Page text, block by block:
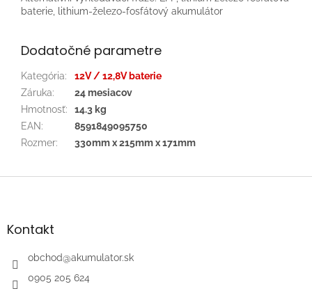
baterie, lithium-železo-fosfátový akumulátor
Dodatočné parametre
Kategória:
12V / 12,8V baterie
Záruka:
24 mesiacov
Hmotnosť:
14.3 kg
EAN:
8591849095750
Rozmer: 330mm x 215mm x 171mm
Z
äKontakt
obchod@akumulator.sk
0905 205 624